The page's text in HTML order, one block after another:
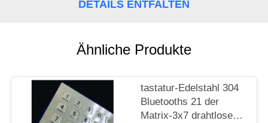
PRIVACY
POLICY
DETAILS ENTFALTEN
Ähnliche Produkte
tastatur-Edelstahl 304
Bluetooths 21 der
Matrix-3x7 drahtlose